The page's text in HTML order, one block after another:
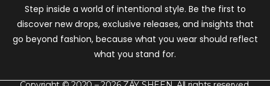
Step inside a world of intentional style. Be the first to
discover new drops, exclusive releases, and insights that
go beyond fashion, because what you wear should reflect
what you stand for.